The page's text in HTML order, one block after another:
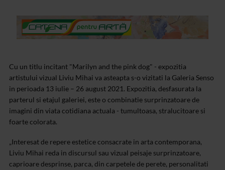
Cu un titlu incitant "Marilyn and the pink dog" - expozitia
artistului vizual Liviu Mihai va asteapta s-o vizitati la Galeria Senso
in perioada 13 iulie – 26 august 2021. Expozitia, desfasurata la
parterul si etajul galeriei, este o combinatie surprinzatoare de
imagini din viata cotidiana actuala - tumultoasa, stralucitoare si
foarte colorata.
„Interesat de repere estetice consacrate in arta contemporana,
Liviu Mihai reda in discursul sau vizual peisaje surprinzatoare,
caprioare desprinse, parca, din carpetele de perete, personalitati